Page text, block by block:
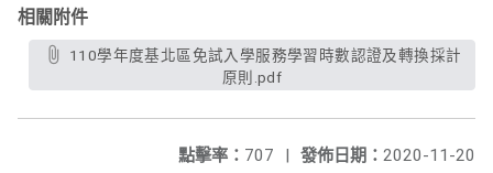
相關附件
原則.pdf
發佈日期： 2020-11-20
點擊率： 707 |